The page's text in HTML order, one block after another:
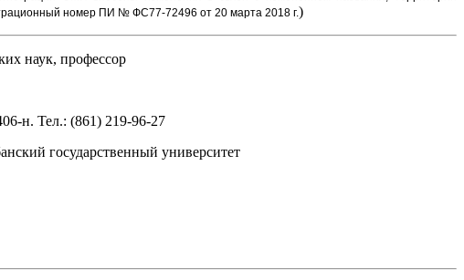
номер ПИ № ФС77-72496 от 20 марта 2018 г.)
наук, профессор
н. Тел.: (861) 219-96-27
государственный университет